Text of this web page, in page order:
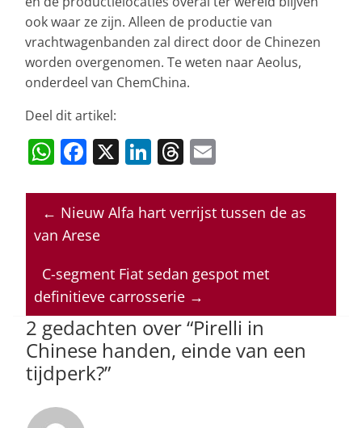
ook waar ze zijn. Alleen de productie van
vrachtwagenbanden zal direct door de Chinezen
worden overgenomen. Te weten naar Aeolus,
onderdeel van ChemChina.
Deel dit artikel:
W
at
s
p
p
F
c
e
o
o
k
X Li
k
e
n
T
re
a
s
ai
l
← Nieuw Alfa hart verrijst tussen de as
van Arese
C-segment Fiat sedan gespot met
definitieve carrosserie →
2 gedachten over “Pirelli in
Chinese handen, einde van een
tijdperk?”